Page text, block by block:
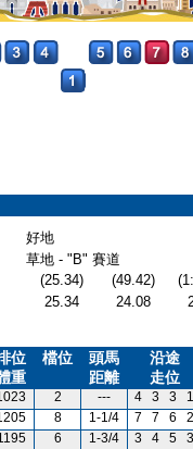
好地
草地 - "B" 賽道
(25.34) (49.42)
25.34 24.08
位
重
檔位
頭馬
距離
沿途
走位
2 --- 4 3 3 1
8 1-1/4 7 7 6 2
6 1-3/4 3 4 5 3